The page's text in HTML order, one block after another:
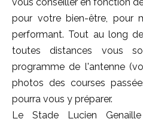
pour votre bien-être, pour
performant. Tout au long
toutes distances vous
programme de l'antenne
photos des courses
pourra vous y préparer.
Le Stade Lucien